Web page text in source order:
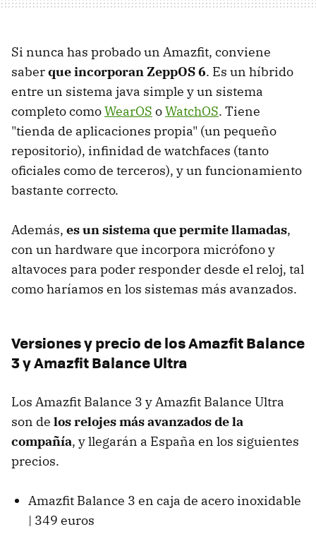
Si nunca has probado un Amazfit, conviene
saberque incorporan ZeppOS 6. Es un híbrido
entre un sistema java simple y un sistema
completo comoWearOS oWatchOS. Tiene
"tienda de aplicaciones propia" (un pequeño
repositorio), infinidad de watchfaces (tanto
oficiales como de terceros), y un funcionamiento
bastante correcto.
Además, es un sistema que permite llamadas,
con un hardware que incorpora micrófono y
altavoces para poder responder desde el reloj, tal
como haríamos en los sistemas más avanzados.
Versiones y precio de los Amazfit Balance
3 y Amazfit Balance Ultra
Los Amazfit Balance 3 y Amazfit Balance Ultra
son de los relojes más avanzados de la
compañía, y llegarán a España en los siguientes
precios.
Amazfit Balance 3 en caja de acero inoxidable
| 349 euros